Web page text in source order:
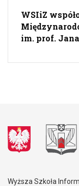
WSIiZ
im. prof.
Wyższa Szkoła